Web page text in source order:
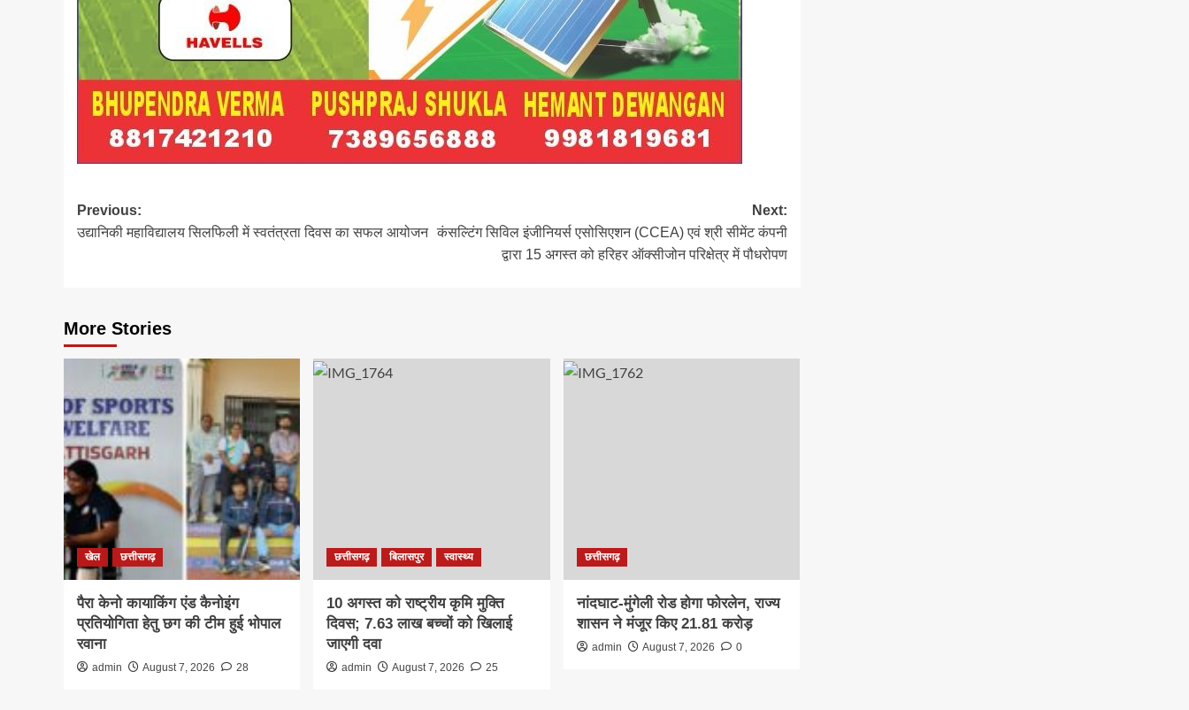
Post
navigation
Previous:
उद्यानिकी महाविद्यालय सिलफिली में स्वतंत्रता दिवस का सफल आयोजन
Next:
कंसल्टिंग सिविल इंजीनियर्स एसोसिएशन (CCEA) एवं श्री सीमेंट कंपनी
द्वारा 15 अगस्त को हरिहर ऑक्सीजोन परिक्षेत्र में पौधरोपण
More Stories
खेल छत्तीसगढ़
पैरा केनो कायाकिंग एंड कैनोइंग
प्रतियोगिता हेतु छग की टीम हुई भोपाल
रवाना
admin August 7, 2026 28
छत्तीसगढ़ बिलासपुर स्वास्थ्य
10 अगस्त को राष्ट्रीय कृमि मुक्ति
दिवस; 7.63 लाख बच्चों को खिलाई
जाएगी दवा
admin August 7, 2026 25
छत्तीसगढ़
नांदघाट-मुंगेली रोड होगा फोरलेन, राज्य
शासन ने मंजूर किए 21.81 करोड़
admin August 7, 2026 0